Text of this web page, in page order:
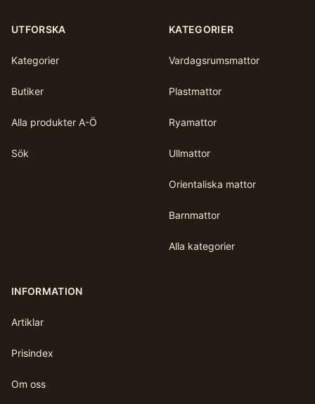
UTFORSKA
Kategorier
Butiker
Alla produkter A-Ö
Sök
KATEGORIER
Vardagsrumsmattor
Plastmattor
Ryamattor
Ullmattor
Orientaliska mattor
Barnmattor
Alla kategorier
INFORMATION
Artiklar
Prisindex
Om oss